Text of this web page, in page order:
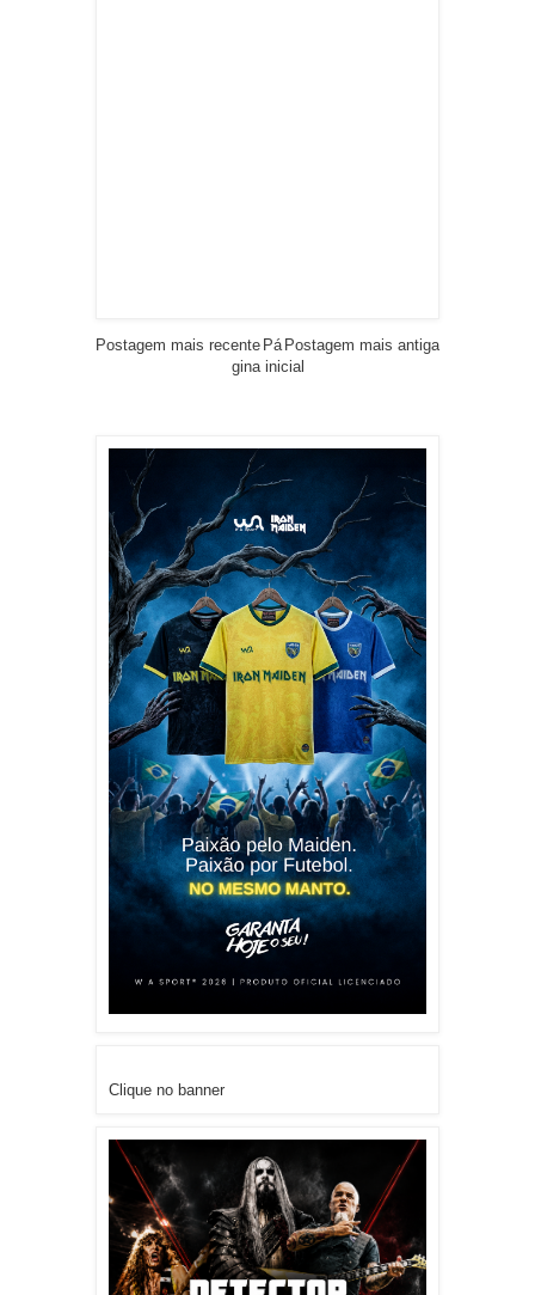
Postagem mais recente Postagem mais antiga
Pá
gina inicial
Clique no banner